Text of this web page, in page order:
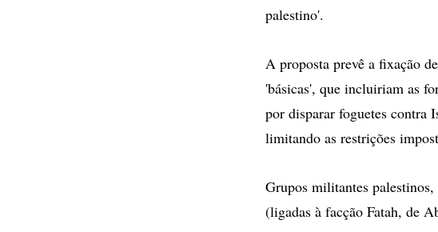
palestino'.
A proposta prevê a fixação
'básicas', que incluiriam as
por disparar foguetes contra
limitando as restrições
Grupos militantes
(ligadas à facção Fatah, de